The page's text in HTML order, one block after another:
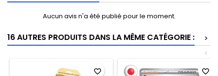
Aucun avis n'a été publié pour le moment.
16 AUTRES PRODUITS DANS LA MÊME CATÉGORIE :
>
<
favorite_border
favorite_border